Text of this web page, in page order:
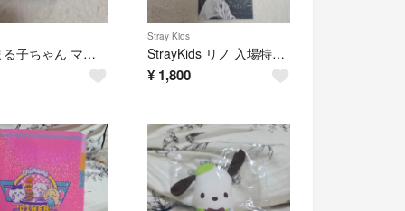
ちびまる子ちゃん マグネット
Stray Kids
StrayKids リノ 入場特典 ムビチケ
¥ 1,800